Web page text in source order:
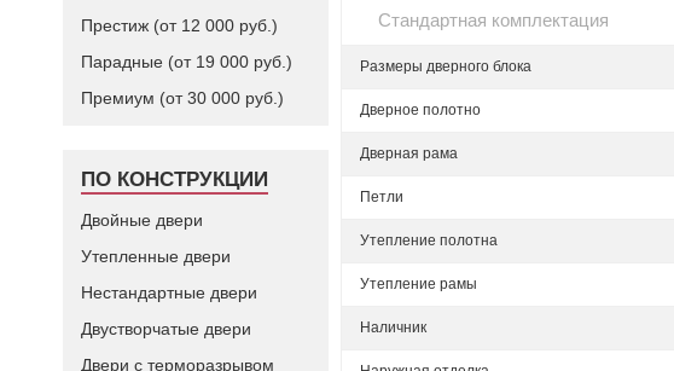
Престиж (от 12 000 руб.)
Парадные (от 19 000 руб.)
Премиум (от 30 000 руб.)
ПО КОНСТРУКЦИИ
Двойные двери
Утепленные двери
Нестандартные двери
Двустворчатые двери
Двери с терморазрывом
Стандартная комплектация
Размеры дверного блока
Дверное полотно
Дверная рама
Петли
Утепление полотна
Утепление рамы
Наличник